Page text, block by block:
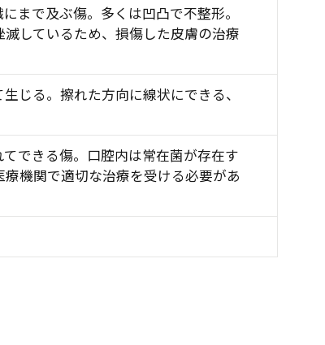
まで及ぶ傷。多くは凹凸で不整形。
しているため、損傷した皮膚の治療
じる。擦れた方向に線状にできる、
できる傷。口腔内は常在菌が存在す
機関で適切な治療を受ける必要があ